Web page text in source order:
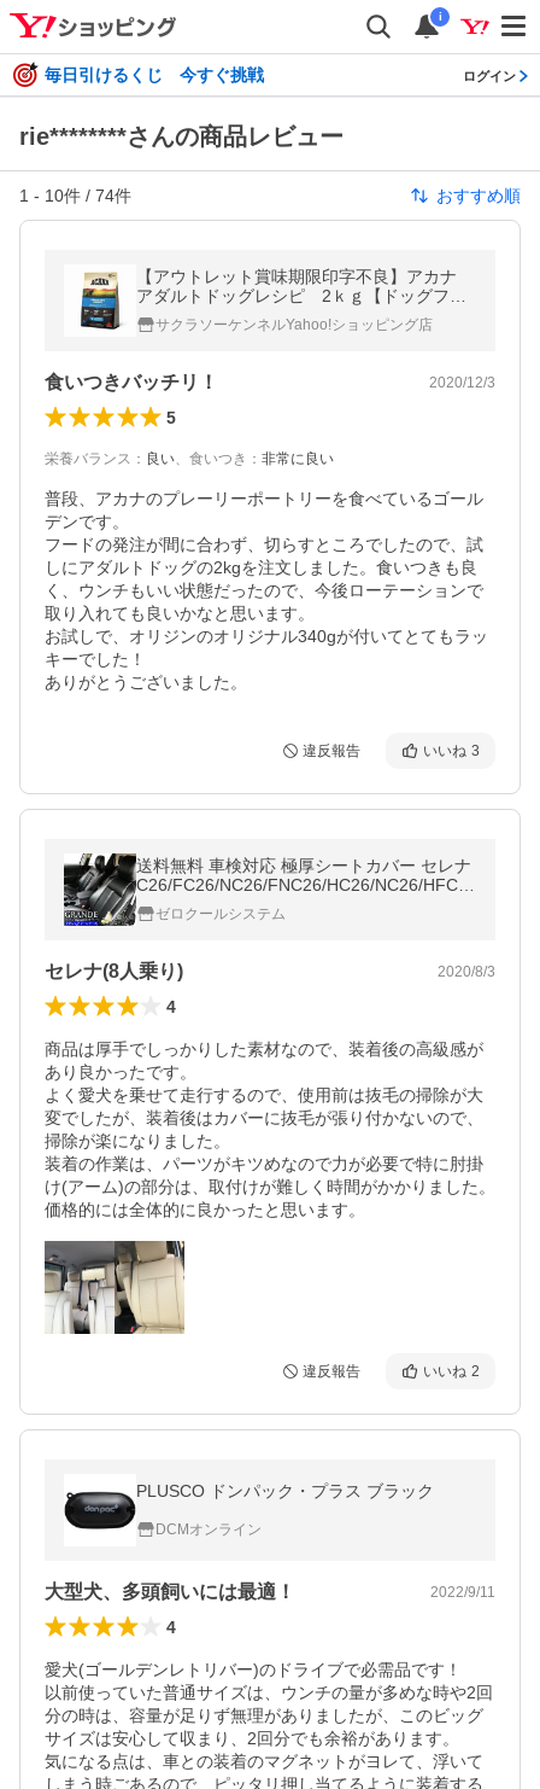
i
毎日引けるくじ 今すぐ挑戦 ログイン
rie********さんの商品レビュー
1 - 10件 / 74件 おすすめ順
【アウトレット賞味期限印字不良】アカナ
アダルトドッグレシピ 2ｋｇ【ドッグフー
ド】【正規品】
サクラソーケンネルYahoo!ショッピング店
食いつきバッチリ！ 2020/12/3
5
栄養バランス ： 良い、 食いつき ： 非常に良い
普段、アカナのプレーリーポートリーを食べているゴール
デンです。
フードの発注が間に合わず、切らすところでしたので、試
しにアダルトドッグの2kgを注文しました。食いつきも良
く、ウンチもいい状態だったので、今後ローテーションで
取り入れても良いかなと思います。
お試しで、オリジンのオリジナル340gが付いてとてもラッ
キーでした！
ありがとうございました。
違反報告 いいね 3
送料無料 車検対応 極厚シートカバー セレナ
C26/FC26/NC26/FNC26/HC26/NC26/HFC2
6/FNC26 グランデ ラグジュアリー
ゼロクールシステム
セレナ(8人乗り) 2020/8/3
4
商品は厚手でしっかりした素材なので、装着後の高級感が
あり良かったです。
よく愛犬を乗せて走行するので、使用前は抜毛の掃除が大
変でしたが、装着後はカバーに抜毛が張り付かないので、
掃除が楽になりました。
装着の作業は、パーツがキツめなので力が必要で特に肘掛
け(アーム)の部分は、取付けが難しく時間がかかりました。
価格的には全体的に良かったと思います。
違反報告 いいね 2
PLUSCO ドンパック・プラス ブラック
DCMオンライン
大型犬、多頭飼いには最適！ 2022/9/11
4
愛犬(ゴールデンレトリバー)のドライブで必需品です！
以前使っていた普通サイズは、ウンチの量が多めな時や2回
分の時は、容量が足りず無理がありましたが、このビッグ
サイズは安心して収まり、2回分でも余裕があります。
気になる点は、車との装着のマグネットがヨレて、浮いて
しまう時ごあるので、ピッタリ押し当てるように装着する